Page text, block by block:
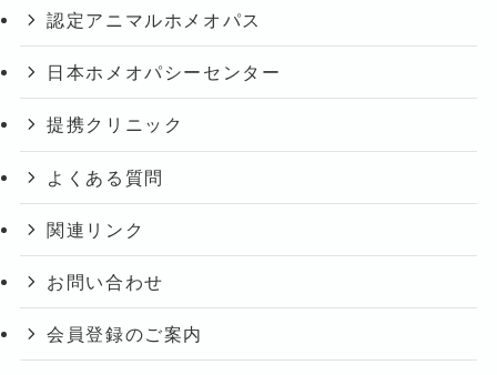
認定アニマルホメオパス
日本ホメオパシーセンター
提携クリニック
よくある質問
関連リンク
お問い合わせ
会員登録のご案内